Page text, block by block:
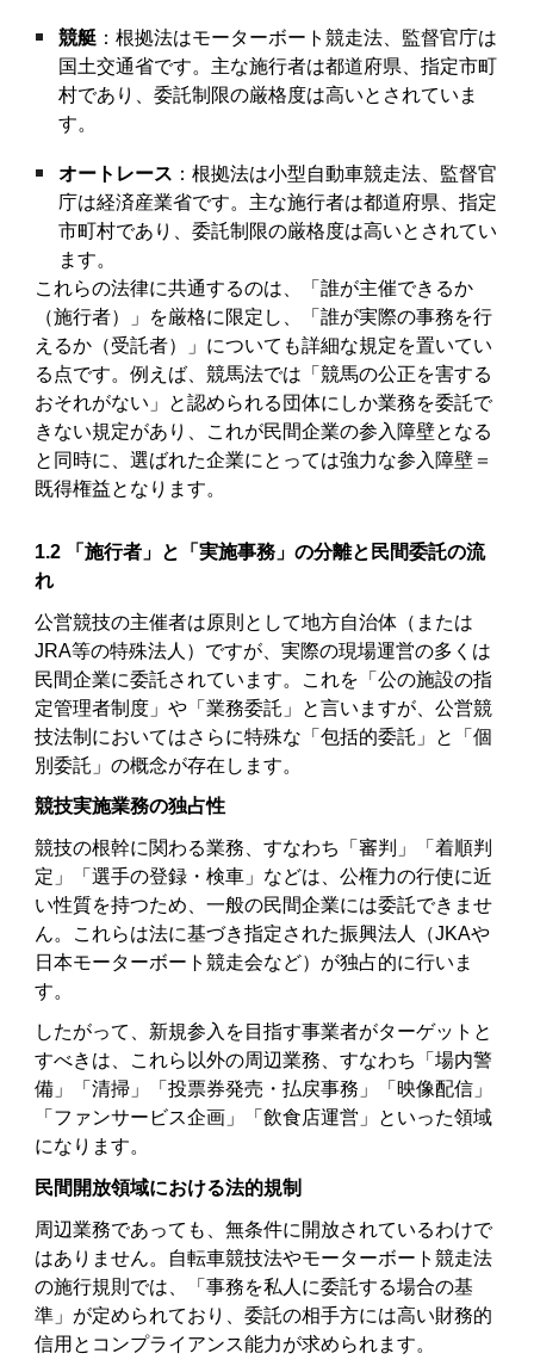
競艇 ：根拠法はモーターボート競走法、監督官庁は
国土交通省です。主な施行者は都道府県、指定市町
村であり、委託制限の厳格度は高いとされていま
す。
オートレース ：根拠法は小型自動車競走法、監督官
庁は経済産業省です。主な施行者は都道府県、指定
市町村であり、委託制限の厳格度は高いとされてい
ます。
これらの法律に共通するのは、「誰が主催できるか
（施行者）」を厳格に限定し、「誰が実際の事務を行
えるか（受託者）」についても詳細な規定を置いてい
る点です。例えば、競馬法では「競馬の公正を害する
おそれがない」と認められる団体にしか業務を委託で
きない規定があり、これが民間企業の参入障壁となる
と同時に、選ばれた企業にとっては強力な参入障壁＝
既得権益となります。
1.2 「施行者」と「実施事務」の分離と民間委託の流
れ
公営競技の主催者は原則として地方自治体（または
JRA等の特殊法人）ですが、実際の現場運営の多くは
民間企業に委託されています。これを「公の施設の指
定管理者制度」や「業務委託」と言いますが、公営競
技法制においてはさらに特殊な「包括的委託」と「個
別委託」の概念が存在します。
競技実施業務の独占性
競技の根幹に関わる業務、すなわち「審判」「着順判
定」「選手の登録・検車」などは、公権力の行使に近
い性質を持つため、一般の民間企業には委託できませ
ん。これらは法に基づき指定された振興法人（JKAや
日本モーターボート競走会など）が独占的に行いま
す。
したがって、新規参入を目指す事業者がターゲットと
すべきは、これら以外の周辺業務、すなわち「場内警
備」「清掃」「投票券発売・払戻事務」「映像配信」
「ファンサービス企画」「飲食店運営」といった領域
になります。
民間開放領域における法的規制
周辺業務であっても、無条件に開放されているわけで
はありません。自転車競技法やモーターボート競走法
の施行規則では、「事務を私人に委託する場合の基
準」が定められており、委託の相手方には高い財務的
信用とコンプライアンス能力が求められます。